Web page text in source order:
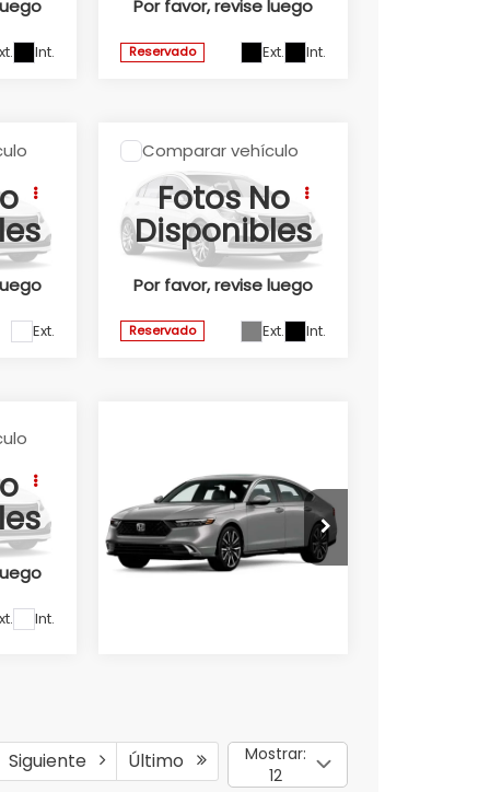
Int.
Por favor, revise luego
Valores:346460
Reservado Ext. Int.
Ext.
Fotos No
Disponibles
Por favor, revise luego
2026Honda
ODYSSEY
BLACK
EDITION 2026
Honda Universidad
Valores:347192
Reservado Ext. Int.
Comparar vehículo
Int.
TOURING HEV
2025
Honda Universidad
Valores:346817
Siguiente Último
Mostrar:
12